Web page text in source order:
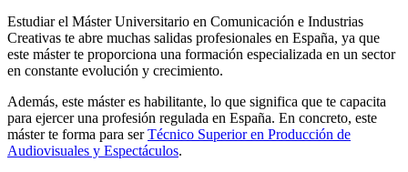
Estudiar el Máster Universitario en Comunicación e Industrias
Creativas te abre muchas salidas profesionales en España, ya que
este máster te proporciona una formación especializada en un sector
en constante evolución y crecimiento.
Además, este máster es habilitante, lo que significa que te capacita
para ejercer una profesión regulada en España. En concreto, este
máster te forma para serTécnico Superior en Producción de
Audiovisuales y Espectáculos.